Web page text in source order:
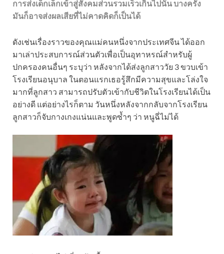
การส่งเด็กเล็กเข้าสู่สังคมส่วนรวมเร็วเกินไปนั้น บางครั้ง
มันก็อาจส่งผลเสียที่ไม่คาดคิดก็เป็นได้
ดังเช่นเรื่องราวของคุณแม่คนหนึ่งจากประเทศจีน ได้ออก
มาเล่าประสบการณ์ส่วนตัวเพื่อเป็นอุทาหรณ์สำหรับผู้
ปกครองคนอื่นๆ ระบุว่า หลังจากได้ส่งลูกสาววัย 3 ขวบเข้า
โรงเรียนอนุบาล ในตอนแรกเธอรู้สึกมีความสุขและโล่งใจ
มากที่ลูกสาว สามารถปรับตัวเข้ากับชีวิตในโรงเรียนได้เป็น
อย่างดี แต่อย่างไรก็ตาม วันหนึ่งหลังจากกลับจากโรงเรียน
ลูกสาวก็จับกางเกงแน่นและพูดซ้ำๆ ว่า หนูฉี่ไม่ได้